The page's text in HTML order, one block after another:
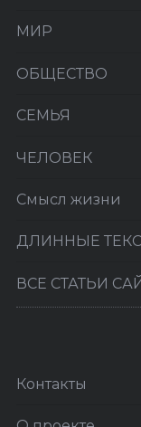
МИР
ОБЩЕСТВО
СЕМЬЯ
ЧЕЛОВЕК
Смысл жизни
ДЛИННЫЕ
ВСЕ СТАТЬИ
Контакты